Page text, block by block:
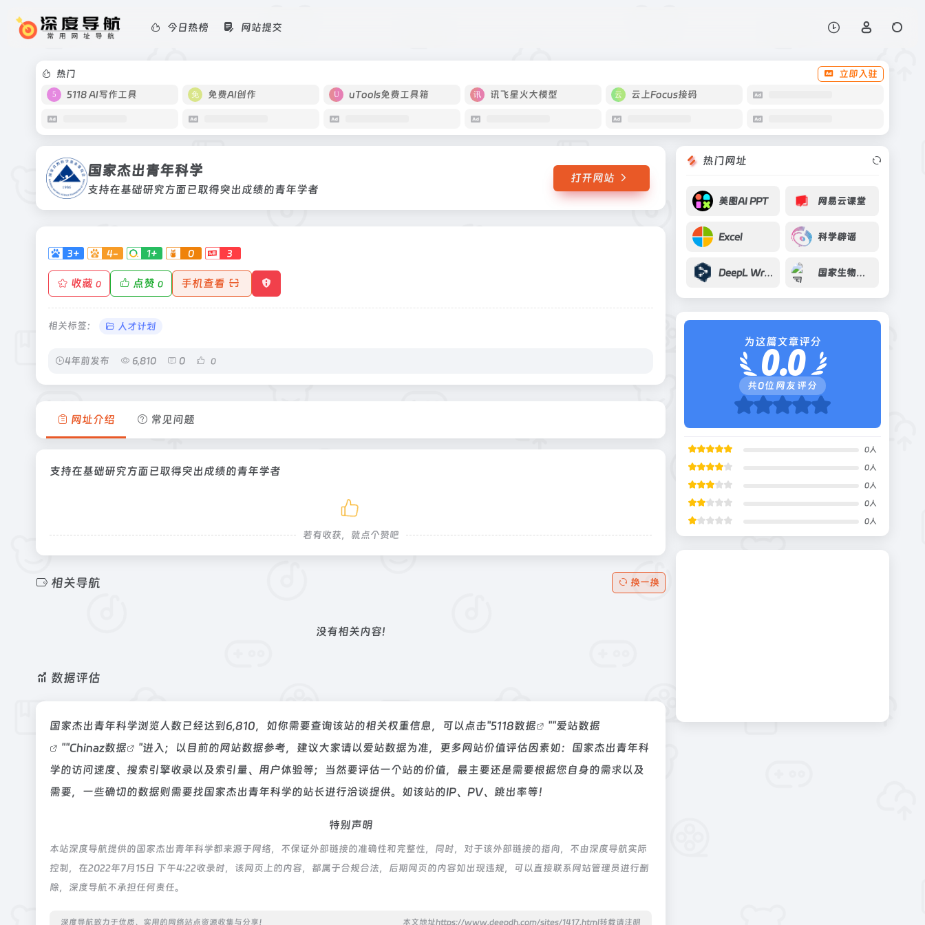
今日热榜 网站提交
热门
立即入驻
5118 AI写作工具
免费AI创作 uTools免费工具箱 讯飞星火大模型 云上Focus接码
国家杰出青年科学
支持在基础研究方面已取得突出成绩的青年学者
打开网站
3+ 4- 1+ 0 3
收藏 0 点赞 0 手机查看
相关标签： 人才计划
4年前发布 6,810 0 0
网址介绍 常见问题
支持在基础研究方面已取得突出成绩的青年学者
若有收获，就点个赞吧
相关导航 换一换
没有相关内容!
数据评估
国家杰出青年科学浏览人数已经达到6,810，如你需要查询该站的相关权重信息，可以点击"5118数据 ""爱站数据
""Chinaz数据
"进入；以目前的网站数据参考，建议大家请以爱站数据为准，更多网站价值评估因素如：国家杰出青年科
学的访问速度、搜索引擎收录以及索引量、用户体验等；当然要评估一个站的价值，最主要还是需要根据您自身的需求以及
需要，一些确切的数据则需要找国家杰出青年科学的站长进行洽谈提供。如该站的IP、PV、跳出率等！
特别声明
本站深度导航提供的国家杰出青年科学都来源于网络，不保证外部链接的准确性和完整性，同时，对于该外部链接的指向，不由深度导航实际
控制，在2022年7月15日 下午4:22收录时，该网页上的内容，都属于合规合法，后期网页的内容如出现违规，可以直接联系网站管理员进行删
除，深度导航不承担任何责任。
深度导航致力于优质、实用的网络站点资源收集与分享！ 本文地址https://www.deepdh.com/sites/1417.html转载请注明
热门网址
美图AI PPT 网易云课堂
Excel 科学辟谣
DeepL Write 国家生物医学实验细胞
为这篇文章评分
0.0
共0位网友评分
0人
0人
0人
0人
0人